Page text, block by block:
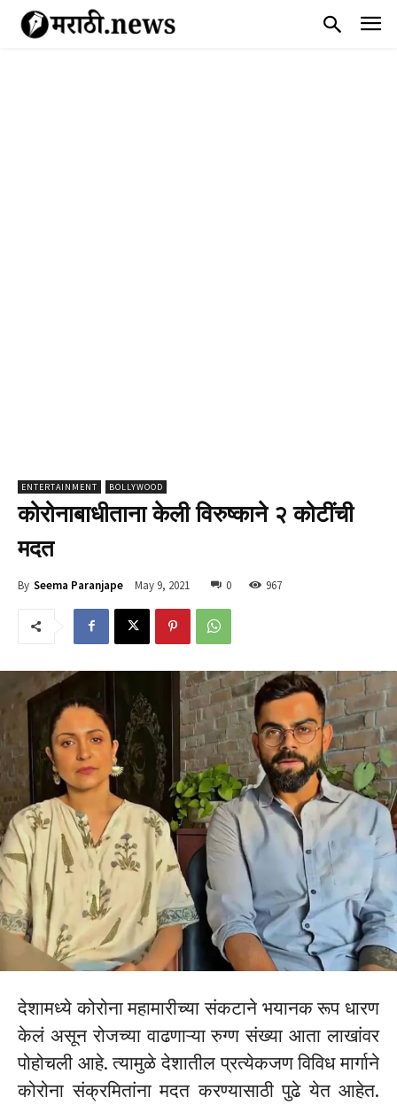
ENTERTAINMENT BOLLYWOOD
कोरोनाबाधीताना केली विरुष्काने २ कोटींची
मदत
By Seema Paranjape May 9, 2021 0 967
देशामध्ये कोरोना महामारीच्या संकटाने भयानक रूप धारण
केलं असून रोजच्या वाढणाऱ्या रुग्ण संख्या आता लाखांवर
पोहोचली आहे. त्यामुळे देशातील प्रत्येकजण विविध मार्गाने
कोरोना संक्रमितांना मदत करण्यासाठी पुढे येत आहेत.